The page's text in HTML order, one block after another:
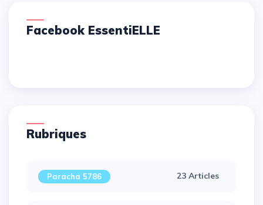
Facebook EssentiELLE
Rubriques
Paracha 5786 23 Articles